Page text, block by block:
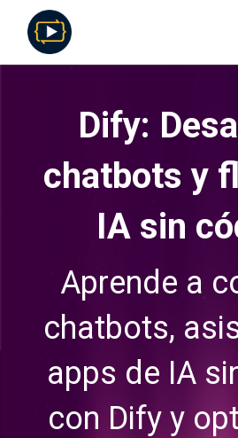
Dify:
chatbots y
IA sin
Aprende a
chatbots,
apps de IA
con Dify y